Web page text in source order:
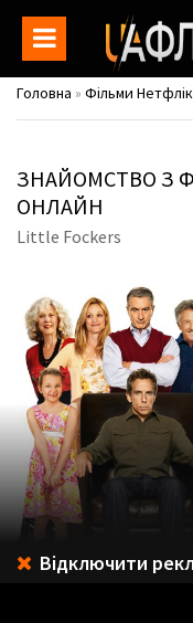
Головна » Фільми
ЗНАЙОМСТВО З
ОНЛАЙН
Little Fockers
Відключити